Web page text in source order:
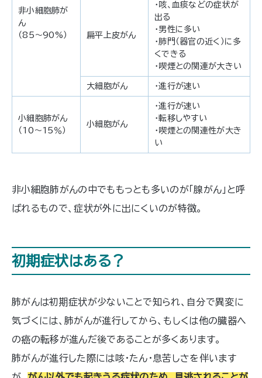
非小細胞肺が
ん
（85〜90%）
扁平上皮がん
・咳、血痰などの症状が
出る
・男性に多い
・肺門（器官の近く）に多
くできる
・喫煙との関連が大きい
大細胞がん ・進行が速い
小細胞肺がん
（10〜15％）
小細胞がん
・進行が速い
・転移しやすい
・喫煙との関連性が大き
い
非小細胞肺がんの中でももっとも多いのが「腺がん」と呼
ばれるもので、症状が外に出にくいのが特徴。
初期症状はある？
肺がんは初期症状が少ないことで知られ、自分で異変に
気づくには、肺がんが進行してから、もしくは他の臓器へ
の癌の転移が進んだ後であることが多くあります。
肺がんが進行した際には咳・たん・息苦しさを伴います